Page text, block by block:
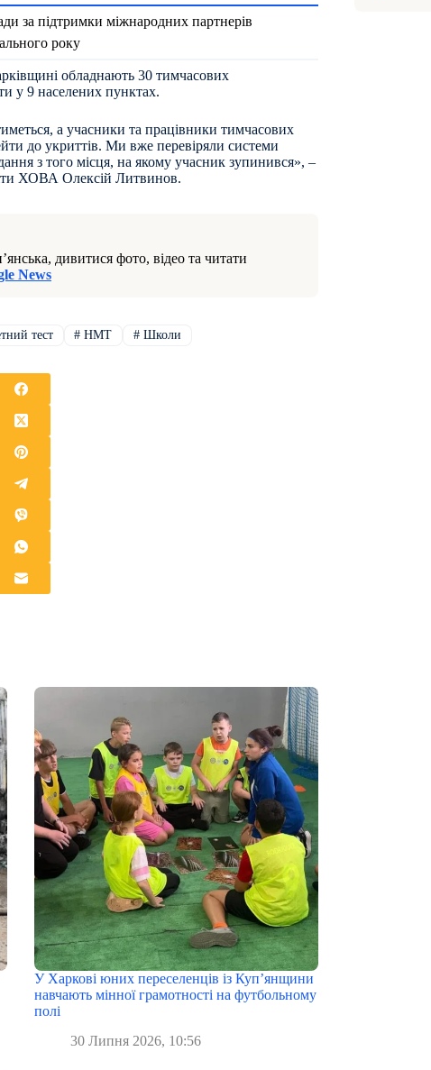
за підтримки міжнародних партнерів
року
обладнають 30 тимчасових
у 9 населених пунктах.
а учасники та працівники тимчасових
до укриттів. Ми вже перевіряли системи
з того місця, на якому учасник зупинився», –
ХОВА Олексій Литвинов.
дивитися фото, відео та читати
News
тест # НМТ # Школи
У Харкові юних переселенців із Куп’янщини
навчають мінної грамотності на футбольному
полі
30 Липня 2026, 10:56